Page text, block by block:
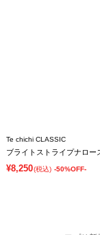
Te chichi CLASSIC
¥8,250(税込) -50%OFF-